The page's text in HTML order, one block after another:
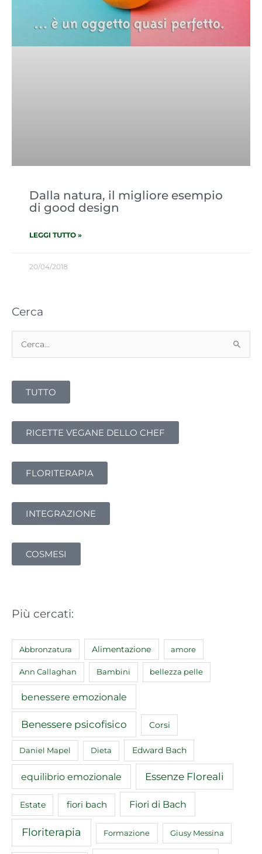
Dalla natura, il migliore esempio
di good design
LEGGI TUTTO »
20/04/2018
Cerca
Cerca:
TUTTO
RICETTE VEGANE DELLO CHEF
FLORITERAPIA
INTEGRAZIONE
COSMESI
Più cercati:
Abbronzatura Alimentazione amore
Ann Callaghan Bambini bellezza pelle
benessere emozionale
Benessere psicofisico Corsi
Daniel Mapel Dieta Edward Bach
equilibrio emozionale Essenze Floreali
Estate fiori bach Fiori di Bach
Floriterapia Formazione Giusy Messina